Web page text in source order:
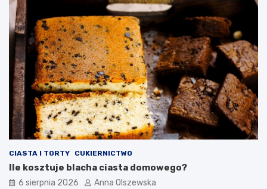
j
u
c
n
?
CIASTA I TORTY CUKIERNICTWO
Ile kosztuje blacha ciasta domowego?
6 sierpnia 2026 Anna Olszewska